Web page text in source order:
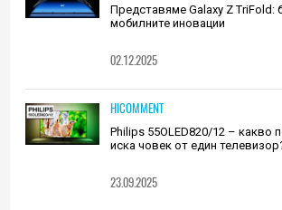
Представяме Galaxy Z TriFold:
мобилните иновации
02.12.2025
HICOMMENT
Philips 55OLED820/12 – какво
иска човек от един
23.09.2025